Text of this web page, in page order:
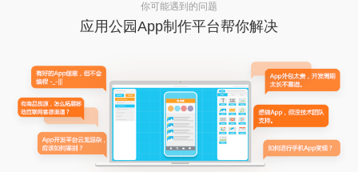
你可能遇到的问题
应用公园App制作平台帮你解决